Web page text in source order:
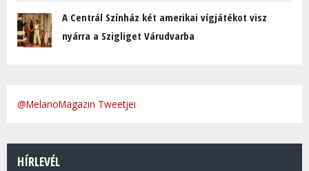
A Centrál Színház két amerikai vígjátékot visz
nyárra a Szigliget Várudvarba
@MelanoMagazin Tweetjei
HÍRLEVÉL